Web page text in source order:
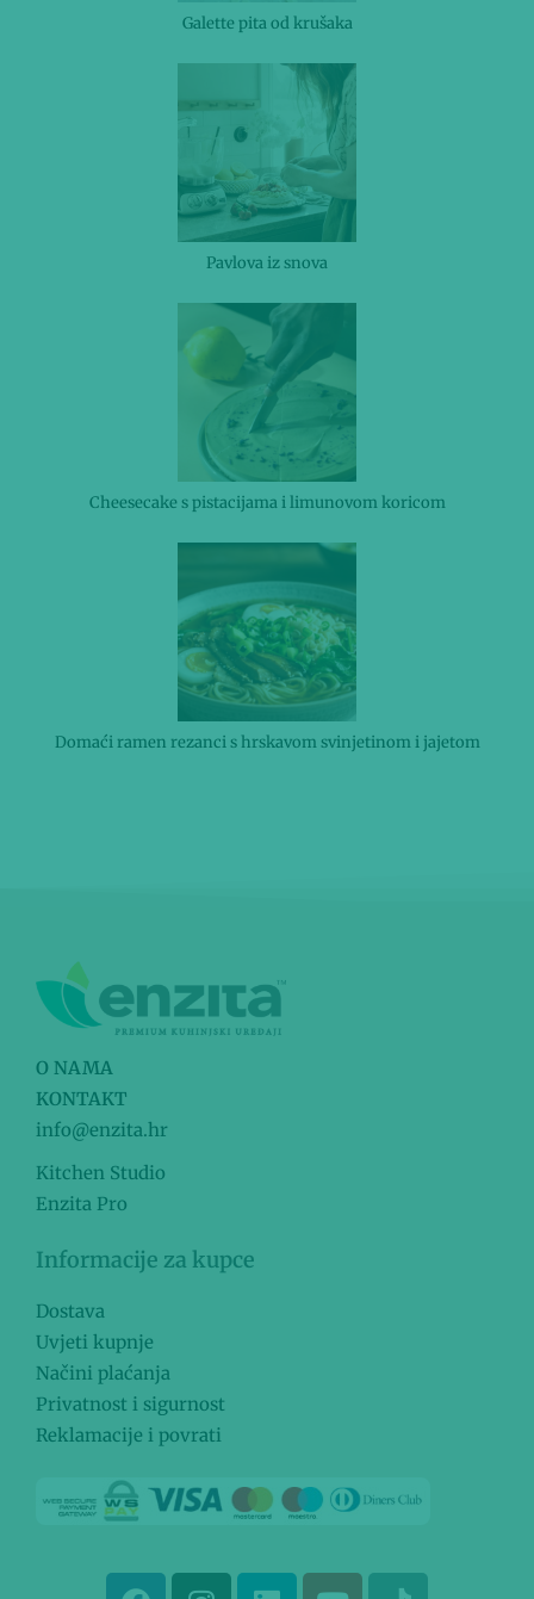
Galette pita od krušaka
Pavlova iz snova
Cheesecake s pistacijama i limunovom koricom
Domaći ramen rezanci s hrskavom svinjetinom i jajetom
O NAMA
KONTAKT
info@enzita.hr
Kitchen Studio
Enzita Pro
Informacije za kupce
Dostava
Uvjeti kupnje
Načini plaćanja
Privatnost i sigurnost
Reklamacije i povrati